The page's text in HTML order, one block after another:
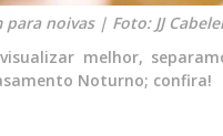
para noivas | Foto: JJ
melhor,
Noturno; confira!